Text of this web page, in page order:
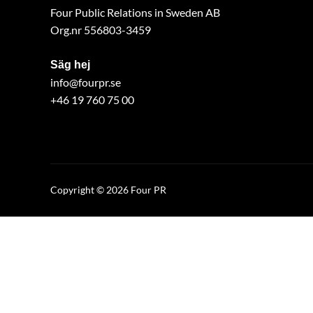
Four Public Relations in Sweden AB
Org.nr 556803-3459
Säg hej
info@fourpr.se
+46 19 760 75 00
Copyright © 2026 Four PR